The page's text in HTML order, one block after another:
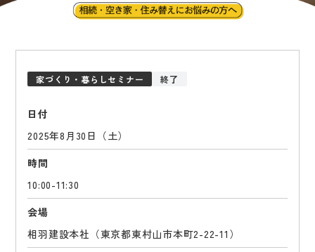
家づくり・暮らしセミナー 終了
日付
2025年8月30日（土）
時間
10:00-11:30
会場
相羽建設本社（東京都東村山市本町2-22-11）